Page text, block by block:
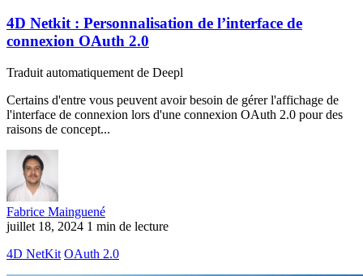
4D Netkit : Personnalisation de l’interface de
connexion OAuth 2.0
Traduit automatiquement de Deepl
Certains d'entre vous peuvent avoir besoin de gérer l'affichage de
l'interface de connexion lors d'une connexion OAuth 2.0 pour des
raisons de concept...
Fabrice Mainguené
juillet 18, 2024 1 min de lecture
4D NetKit OAuth 2.0